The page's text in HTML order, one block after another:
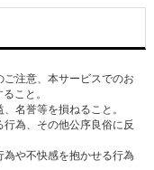
注意、本サービスでのお
こと。
名誉等を損ねること。
為、その他公序良俗に反
や不快感を抱かせる行為